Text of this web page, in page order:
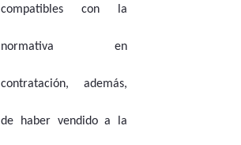
compatibles con la
normativa en
contratación, además,
de haber vendido a la